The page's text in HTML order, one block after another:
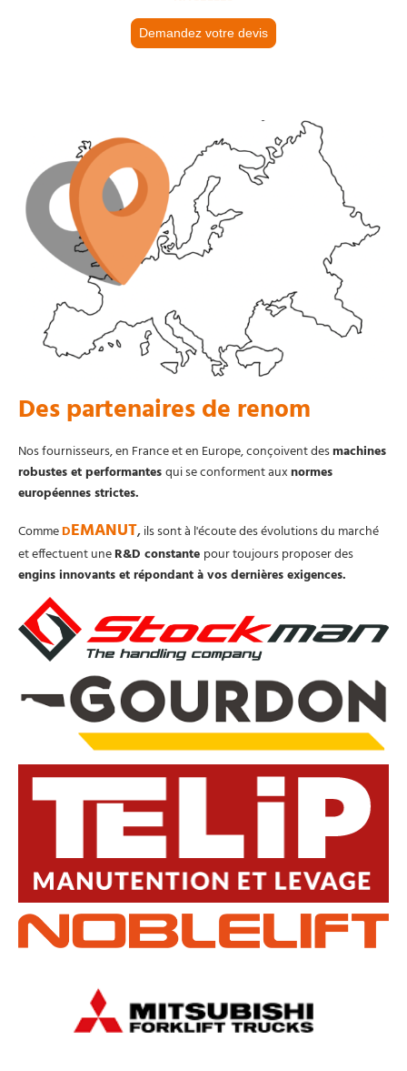
Demandez votre devis
Des partenaires de renom
Nos fournisseurs, en France et en Europe, conçoivent desmachines
robustes et performantesqui se conforment auxnormes
européennes strictes.
CommeDEMANUT,ils sont à l'écoute des évolutions du marché
et effectuent uneR&D constante pour toujours proposer des
engins innovants et répondant à vos dernières exigences.